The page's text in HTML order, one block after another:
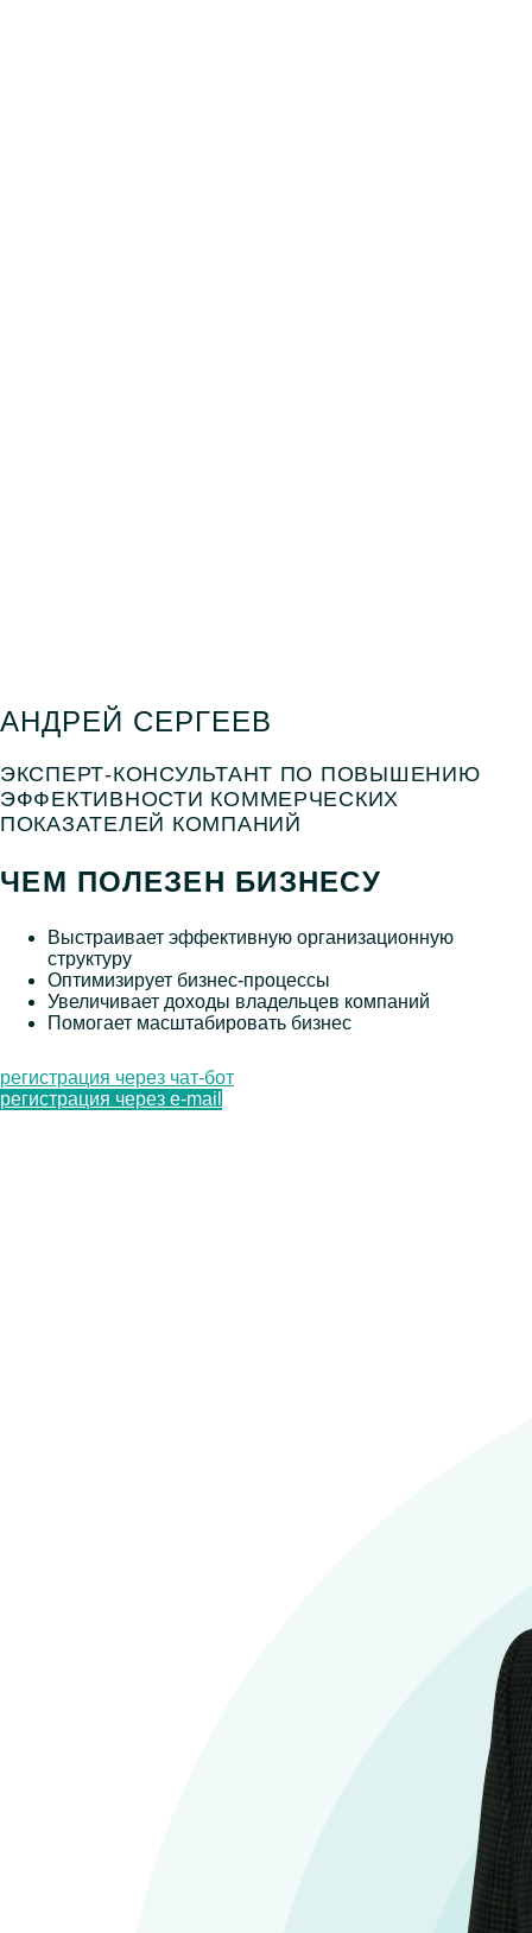
АНДРЕЙ СЕРГЕЕВ
ЭКСПЕРТ-КОНСУЛЬТАНТ ПО ПОВЫШЕНИЮ
ЭФФЕКТИВНОСТИ КОММЕРЧЕСКИХ
ПОКАЗАТЕЛЕЙ КОМПАНИЙ
ЧЕМ ПОЛЕЗЕН БИЗНЕСУ
Выстраивает эффективную организационную
структуру
Оптимизирует бизнес-процессы
Увеличивает доходы владельцев компаний
Помогает масштабировать бизнес
регистрация через чат-бот
регистрация через e-mail